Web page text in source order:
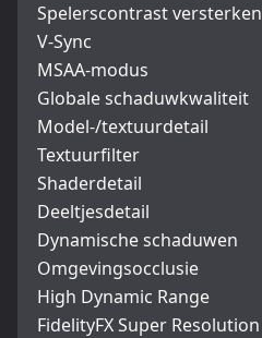
Spelerscontrast versterken
V-Sync
MSAA-modus
Globale schaduwkwaliteit
Model-/textuurdetail
Textuurfilter
Shaderdetail
Deeltjesdetail
Dynamische schaduwen
Omgevingsocclusie
High Dynamic Range
FidelityFX Super Resolution